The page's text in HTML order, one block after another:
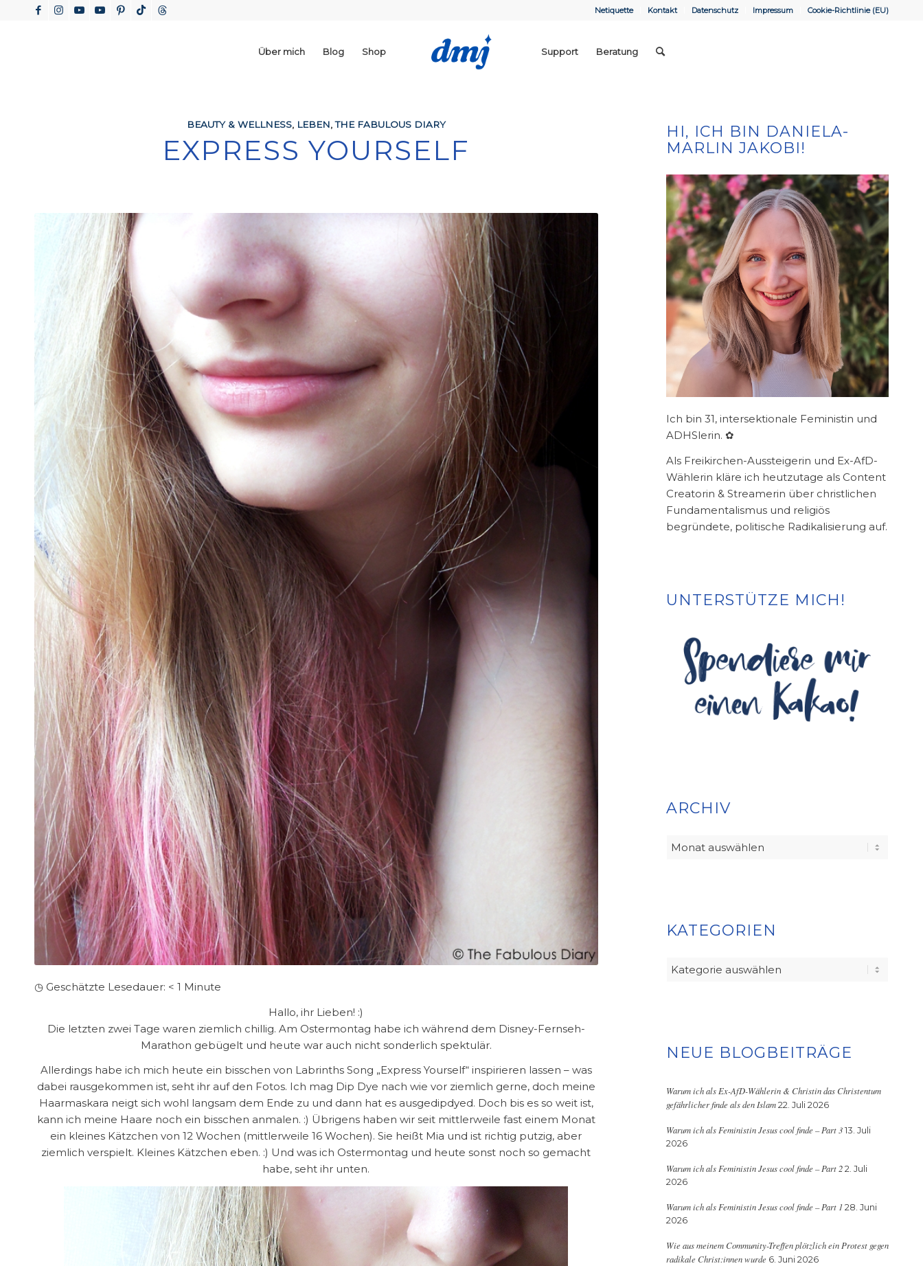
Netiquette Kontakt Datenschutz Impressum Cookie-Richtlinie (EU)
Über mich Blog Shop Support Beratung
BEAUTY & WELLNESS, LEBEN,THE FABULOUS DIARY
EXPRESS YOURSELF
◷ Geschätzte Lesedauer: < 1 Minute
Hallo, ihr Lieben! :)
Die letzten zwei Tage waren ziemlich chillig. Am Ostermontag habe ich während dem Disney-Fernseh-
Marathon gebügelt und heute war auch nicht sonderlich spektulär.
Allerdings habe ich mich heute ein bisschen von Labrinths Song „Express Yourself“ inspirieren lassen – was
dabei rausgekommen ist, seht ihr auf den Fotos. Ich mag Dip Dye nach wie vor ziemlich gerne, doch meine
Haarmaskara neigt sich wohl langsam dem Ende zu und dann hat es ausgedipdyed. Doch bis es so weit ist,
kann ich meine Haare noch ein bisschen anmalen. :) Übrigens haben wir seit mittlerweile fast einem Monat
ein kleines Kätzchen von 12 Wochen (mittlerweile 16 Wochen). Sie heißt Mia und ist richtig putzig, aber
ziemlich verspielt. Kleines Kätzchen eben. :) Und was ich Ostermontag und heute sonst noch so gemacht
habe, seht ihr unten.
HI, ICH BIN DANIELA-
MARLIN JAKOBI!
Ich bin 31, intersektionale Feministin und
ADHSlerin. ✿
Als Freikirchen-Aussteigerin und Ex-AfD-
Wählerin kläre ich heutzutage als Content
Creatorin & Streamerin über christlichen
Fundamentalismus und religiös
begründete, politische Radikalisierung auf.
UNTERSTÜTZE MICH!
ARCHIV
KATEGORIEN
Kategorien
NEUE BLOGBEITRÄGE
Warum ich als Ex-AfD-Wählerin & Christin das Christentum
gefährlicher finde als den Islam 22. Juli 2026
Warum ich als Feministin Jesus cool finde – Part 3 13. Juli
2026
Warum ich als Feministin Jesus cool finde – Part 2 2. Juli
2026
Warum ich als Feministin Jesus cool finde – Part 1 28. Juni
2026
Wie aus meinem Community-Treffen plötzlich ein Protest gegen
radikale Christ:innen wurde 6. Juni 2026